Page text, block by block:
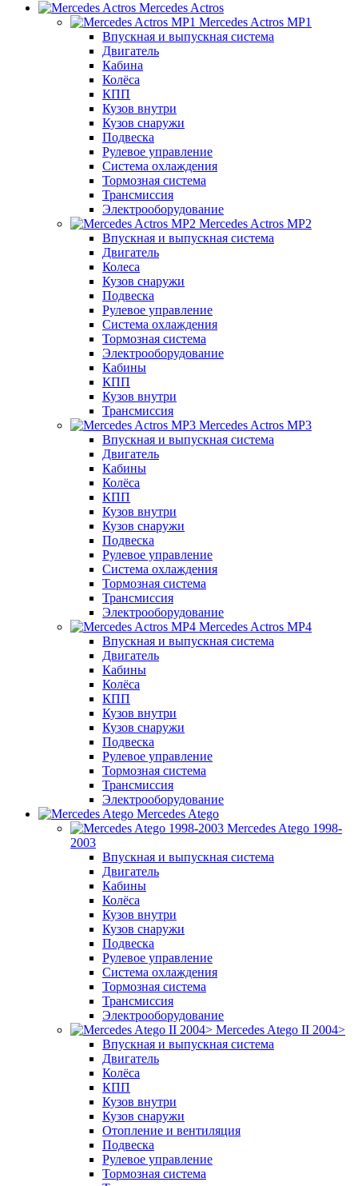
Mercedes Actros
Mercedes Actros MP1
Впускная и выпускная система
Двигатель
Кабина
Колёса
КПП
Кузов внутри
Кузов снаружи
Подвеска
Рулевое управление
Система охлаждения
Тормозная система
Трансмиссия
Электрооборудование
Mercedes Actros MP2
Впускная и выпускная система
Двигатель
Колеса
Кузов снаружи
Подвеска
Рулевое управление
Система охлаждения
Тормозная система
Электрооборудование
Кабины
КПП
Кузов внутри
Трансмиссия
Mercedes Actros MP3
Впускная и выпускная система
Двигатель
Кабины
Колёса
КПП
Кузов внутри
Кузов снаружи
Подвеска
Рулевое управление
Система охлаждения
Тормозная система
Трансмиссия
Электрооборудование
Mercedes Actros MP4
Впускная и выпускная система
Двигатель
Кабины
Колёса
КПП
Кузов внутри
Кузов снаружи
Подвеска
Рулевое управление
Тормозная система
Трансмиссия
Электрооборудование
Mercedes Atego
Mercedes Atego 1998-
2003
Впускная и выпускная система
Двигатель
Кабины
Колёса
Кузов внутри
Кузов снаружи
Подвеска
Рулевое управление
Система охлаждения
Тормозная система
Трансмиссия
Электрооборудование
Mercedes Atego II 2004>
Впускная и выпускная система
Двигатель
Колёса
КПП
Кузов внутри
Кузов снаружи
Отопление и вентиляция
Подвеска
Рулевое управление
Тормозная система